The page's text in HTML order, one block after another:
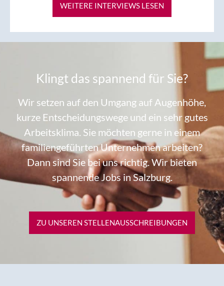
WEITERE INTERVIEWS LESEN
Klingt das spannend für Sie?
Wir setzen auf den Umgang auf Augenhöhe,
kurze Entscheidungswege und ein sehr gutes
Arbeitsklima. Sie möchten gerne in einem
familiengeführten Unternehmen arbeiten?
Dann sind Sie bei uns richtig. Wir bieten
spannende Jobs in Salzburg.
ZU UNSEREN STELLEN­AUSSCHREIBUNGEN